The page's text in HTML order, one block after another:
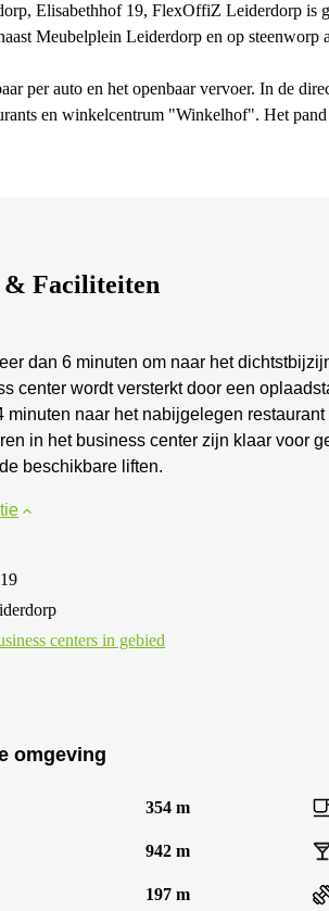
Elisabethhof 19, FlexOffiZ Leiderdorp is
Meubelplein Leiderdorp en op
per auto en het openbaar vervoer. In de
en winkelcentrum "Winkelhof". Het
Faciliteiten
dan 6 minuten om naar het
center wordt versterkt door een
minuten naar het nabijgelegen
in het business center zijn klaar voor
beschikbare liften.
centers in gebied
omgeving
354 m
942 m
197 m